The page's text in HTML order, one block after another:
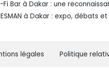
Fi Bar à Dakar : une
à Dakar : expo, débats
légales Politique